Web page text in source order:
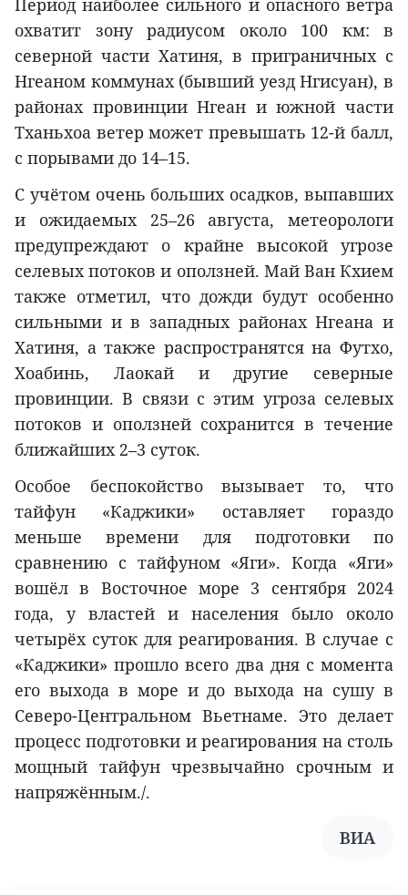
Период наиболее сильного и опасного ветра
охватит зону радиусом около 100 км: в
северной части Хатиня, в приграничных с
Нгеаном коммунах (бывший уезд Нгисуан), в
районах провинции Нгеан и южной части
Тханьхоа ветер может превышать 12-й балл,
с порывами до 14–15.
С учётом очень больших осадков, выпавших
и ожидаемых 25–26 августа, метеорологи
предупреждают о крайне высокой угрозе
селевых потоков и оползней. Май Ван Кхием
также отметил, что дожди будут особенно
сильными и в западных районах Нгеана и
Хатиня, а также распространятся на Футхо,
Хоабинь, Лаокай и другие северные
провинции. В связи с этим угроза селевых
потоков и оползней сохранится в течение
ближайших 2–3 суток.
Особое беспокойство вызывает то, что
тайфун «Каджики» оставляет гораздо
меньше времени для подготовки по
сравнению с тайфуном «Яги». Когда «Яги»
вошёл в Восточное море 3 сентября 2024
года, у властей и населения было около
четырёх суток для реагирования. В случае с
«Каджики» прошло всего два дня с момента
его выхода в море и до выхода на сушу в
Северо-Центральном Вьетнаме. Это делает
процесс подготовки и реагирования на столь
мощный тайфун чрезвычайно срочным и
напряжённым./.
ВИА